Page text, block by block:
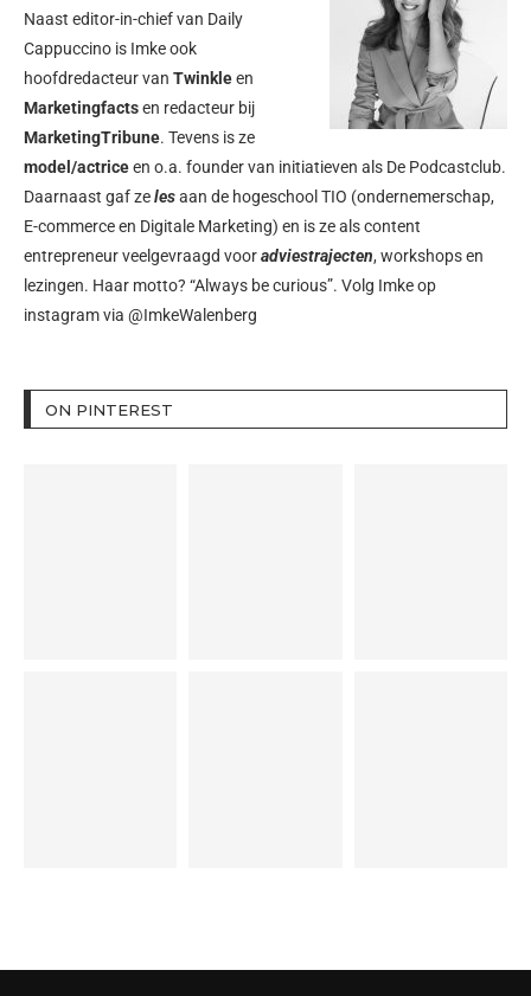
Naast editor-in-chief van Daily
Cappuccino is Imke ook
hoofdredacteur van Twinkleen
Marketingfactsen redacteur bij
MarketingTribune. Tevens is ze
model/actriceen o.a. founder van initiatieven als De Podcastclub.
Daarnaast gaf zelesaan de hogeschool TIO (ondernemerschap,
E-commerce en Digitale Marketing) en is ze als content
entrepreneur veelgevraagd vooradviestrajecten, workshops en
lezingen. Haar motto? “Always be curious”. Volg Imke op
instagram via @ImkeWalenberg
ON PINTEREST